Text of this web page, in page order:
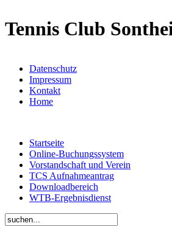
Tennis Club
Datenschutz
Impressum
Kontakt
Home
Startseite
Online-Buchungssystem
Vorstandschaft und Verein
TCS Aufnahmeantrag
Downloadbereich
WTB-Ergebnisdienst